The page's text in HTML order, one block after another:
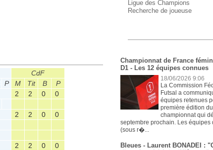
CdF
P M Tit B
P
2 2 0
0
2 2 0
0
2 2 0
0
Ligue des Champions
Recherche de joueuse
Championnat de France
D1 - Les 12 équipes connues
18/06/2026 9:06
La Commission
Futsal a
équipes retenues
première édition du
championnat qui
septembre prochain. Les équipes
(sous r�...
Bleues - Laurent BONADEI :